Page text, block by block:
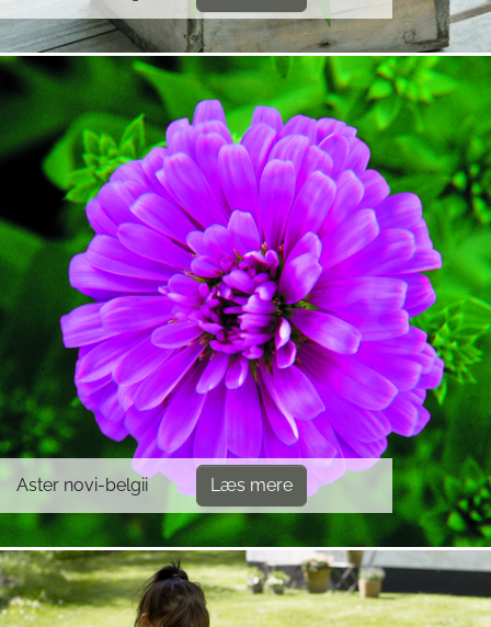
Aster novi-belgii Læs mere